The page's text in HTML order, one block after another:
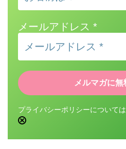
メールアドレス *
プライバシーポリシーについては